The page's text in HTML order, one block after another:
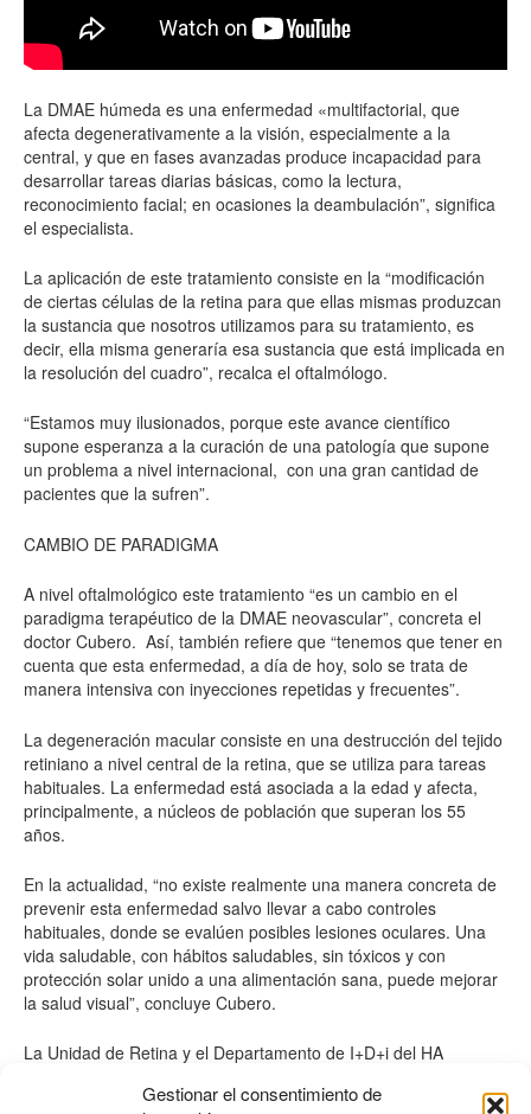
Gestionar el consentimiento de
La DMAE húmeda es una enfermedad «multifactorial, que
afecta degenerativamente a la visión, especialmente a la
central, y que en fases avanzadas produce incapacidad para
desarrollar tareas diarias básicas, como la lectura,
reconocimiento facial; en ocasiones la deambulación”, significa
el especialista.
La aplicación de este tratamiento consiste en la “modificación
de ciertas células de la retina para que ellas mismas produzcan
la sustancia que nosotros utilizamos para su tratamiento, es
decir, ella misma generaría esa sustancia que está implicada en
la resolución del cuadro”, recalca el oftalmólogo.
“Estamos muy ilusionados, porque este avance científico
supone esperanza a la curación de una patología que supone
un problema a nivel internacional, con una gran cantidad de
pacientes que la sufren”.
CAMBIO DE PARADIGMA
A nivel oftalmológico este tratamiento “es un cambio en el
paradigma terapéutico de la DMAE neovascular”, concreta el
doctor Cubero. Así, también refiere que “tenemos que tener en
cuenta que esta enfermedad, a día de hoy, solo se trata de
manera intensiva con inyecciones repetidas y frecuentes”.
La degeneración macular consiste en una destrucción del tejido
retiniano a nivel central de la retina, que se utiliza para tareas
habituales. La enfermedad está asociada a la edad y afecta,
principalmente, a núcleos de población que superan los 55
años.
En la actualidad, “no existe realmente una manera concreta de
prevenir esta enfermedad salvo llevar a cabo controles
habituales, donde se evalúen posibles lesiones oculares. Una
vida saludable, con hábitos saludables, sin tóxicos y con
protección solar unido a una alimentación sana, puede mejorar
la salud visual”, concluye Cubero.
La Unidad de Retina y el Departamento de I+D+i del HA
ensayo clínico internacional de Fase 3 que evalúa una terapia